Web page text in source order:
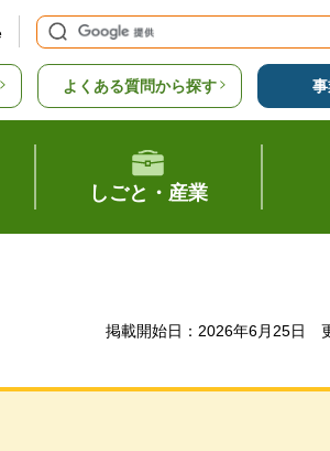
よくある質問から探す
しごと・産業
掲載開始日：2026年6月25日